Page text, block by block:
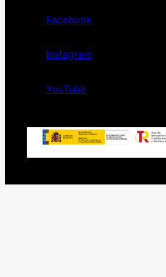
Facebook
Instagram
YouTube